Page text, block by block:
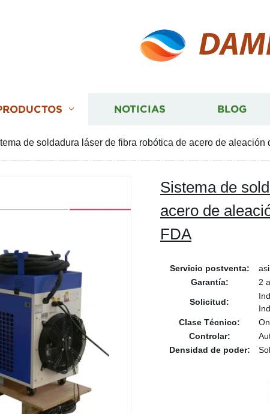
NOTICIAS BLOG
de soldadura láser de fibra robótica de acero de
Sistema de
acero de
FDA
Servicio postventa:
Garantía:
2
Solicitud:
Clase Técnico:
Controlar:
Densidad de poder: